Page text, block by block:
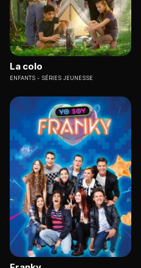
La colo
ENFANTS SÉRIES JEUNESSE